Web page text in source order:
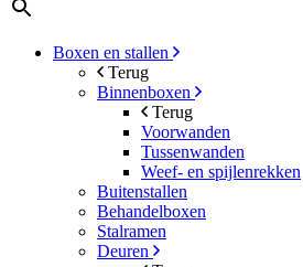
Boxen en stallen
Terug
Binnenboxen
Terug
Voorwanden
Tussenwanden
Weef- en spijlenrekken
Buitenstallen
Behandelboxen
Stalramen
Deuren